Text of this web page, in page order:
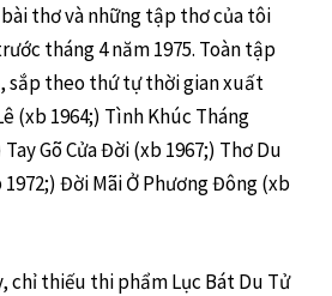
thơ và những tập thơ của tôi
tháng 4 năm 1975. Toàn tập
sắp theo thứ tự thời gian xuất
(xb 1964;) Tình Khúc Tháng
Gõ Cửa Đời (xb 1967;) Thơ Du
1972;) Đời Mãi Ở Phương Đông (xb
chỉ thiếu thi phẩm Lục Bát Du Tử